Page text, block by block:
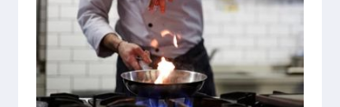
調理スタッフ